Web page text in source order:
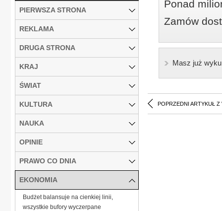
Ponad
Zamów
Masz już
POPRZEDNI ARTYKUŁ Z
PIERWSZA STRONA
REKLAMA
DRUGA STRONA
KRAJ
ŚWIAT
KULTURA
NAUKA
OPINIE
PRAWO CO DNIA
EKONOMIA
Budżet balansuje na cienkiej linii,
wszystkie bufory wyczerpane